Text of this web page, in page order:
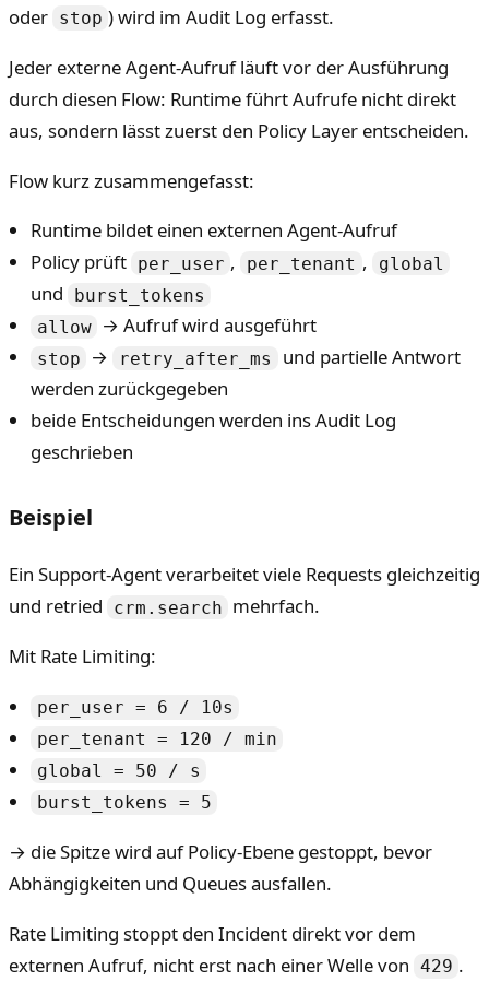
oder stop ) wird im Audit Log erfasst.
Jeder externe Agent-Aufruf läuft vor der Ausführung
durch diesen Flow: Runtime führt Aufrufe nicht direkt
aus, sondern lässt zuerst den Policy Layer entscheiden.
Flow kurz zusammengefasst:
Runtime bildet einen externen Agent-Aufruf
Policy prüft per_user , per_tenant , global
und
burst_tokens
allow → Aufruf wird ausgeführt
stop → retry_after_ms
und partielle Antwort
werden zurückgegeben
beide Entscheidungen werden ins Audit Log
geschrieben
Beispiel
Ein Support-Agent verarbeitet viele Requests gleichzeitig
und retried
crm.search mehrfach.
Mit Rate Limiting:
per_user = 6 / 10s
per_tenant = 120 / min
global = 50 / s
burst_tokens = 5
→ die Spitze wird auf Policy-Ebene gestoppt, bevor
Abhängigkeiten und Queues ausfallen.
Rate Limiting stoppt den Incident direkt vor dem
externen Aufruf, nicht erst nach einer Welle von 429 .